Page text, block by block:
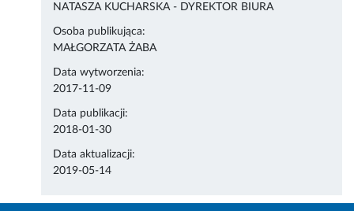
NATASZA KUCHARSKA - DYREKTOR BIURA
Osoba publikująca:
MAŁGORZATA ŻABA
Data wytworzenia:
2017-11-09
Data publikacji:
2018-01-30
Data aktualizacji:
2019-05-14